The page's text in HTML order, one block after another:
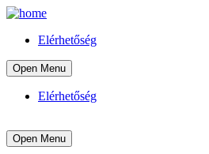
Elérhetőség
Open Menu
Elérhetőség
Open Menu